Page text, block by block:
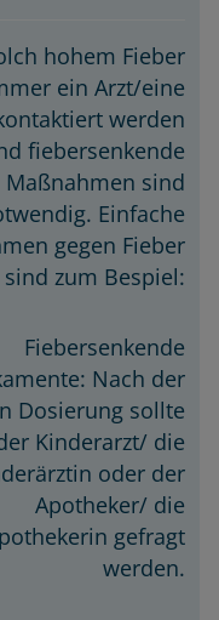
hohem Fieber
ein Arzt/eine
werden
fiebersenkende
Maßnahmen sind
Einfache
gegen Fieber
sind zum Bespiel:
Fiebersenkende
Nach der
Dosierung sollte
Kinderarzt/ die
oder der
Apotheker/ die
gefragt
werden.